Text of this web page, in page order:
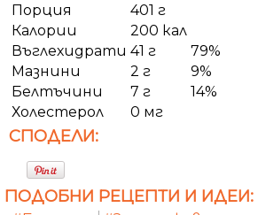
Порция
401 г
Калории
200 кал
Въглехидрати 41 г
79%
Мазнини
2 г
9%
Белтъчини
7 г
14%
Холестерол
0 мг
СПОДЕЛИ:
ПОДОБНИ РЕЦЕПТИ И ИДЕИ: